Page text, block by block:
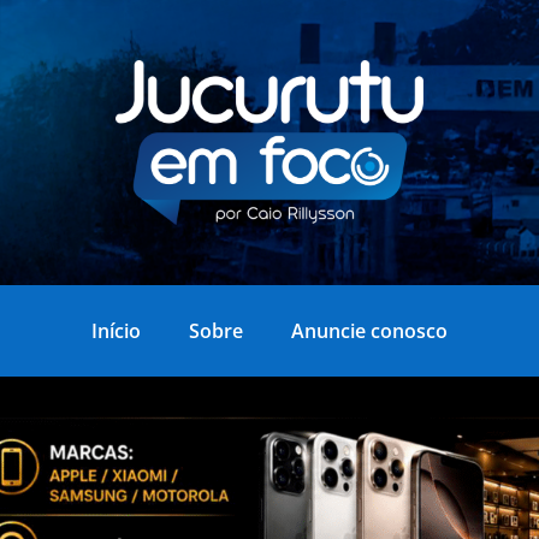
Início Sobre Anuncie conosco